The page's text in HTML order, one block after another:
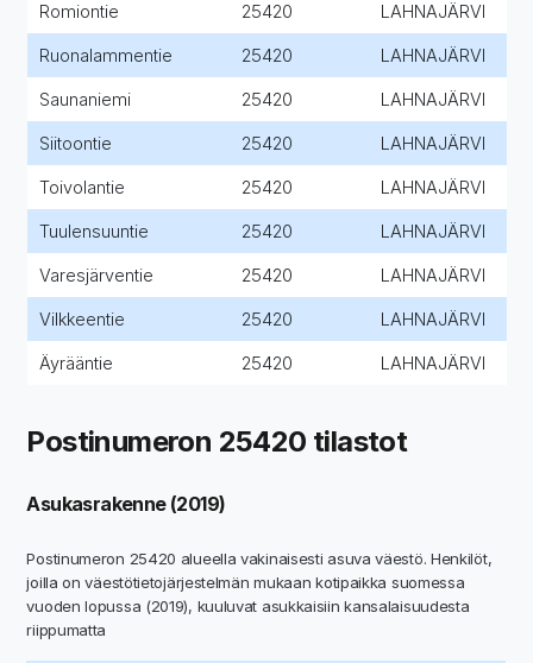
Romiontie 25420 LAHNAJÄRVI
Ruonalammentie 25420 LAHNAJÄRVI
Saunaniemi 25420 LAHNAJÄRVI
Siitoontie 25420 LAHNAJÄRVI
Toivolantie 25420 LAHNAJÄRVI
Tuulensuuntie 25420 LAHNAJÄRVI
Varesjärventie 25420 LAHNAJÄRVI
Vilkkeentie 25420 LAHNAJÄRVI
Äyrääntie 25420 LAHNAJÄRVI
Postinumeron 25420 tilastot
Asukasrakenne (2019)
Postinumeron 25420 alueella vakinaisesti asuva väestö. Henkilöt,
joilla on väestötietojärjestelmän mukaan kotipaikka suomessa
vuoden lopussa (2019), kuuluvat asukkaisiin kansalaisuudesta
riippumatta